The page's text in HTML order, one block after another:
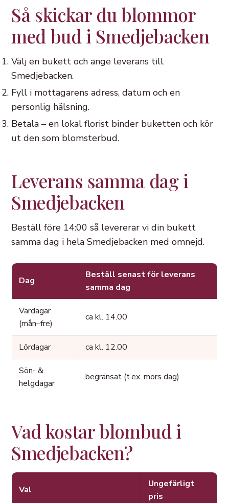
Så skickar du blommor
med bud i Smedjebacken
Välj en bukett och ange leverans till
Smedjebacken.
Fyll i mottagarens adress, datum och en
personlig hälsning.
Betala – en lokal florist binder buketten och kör
ut den som blomsterbud.
Leverans samma dag i
Smedjebacken
Beställ före 14:00 så levererar vi din bukett
samma dag i hela Smedjebacken med omnejd.
Dag
Beställ senast för leverans
samma dag
Vardagar
(mån–fre)
ca kl. 14.00
Lördagar ca kl. 12.00
Sön- &
helgdagar
begränsat (t.ex. mors dag)
Vad kostar blombud i
Smedjebacken?
Val
Ungefärligt
pris